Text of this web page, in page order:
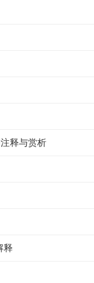
释与赏析
释